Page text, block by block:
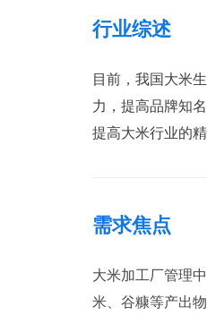
行业综述
目前，我国大米
力，提高品牌知
提高大米行业的
需求焦点
大米加工厂管理
米、谷糠等产出